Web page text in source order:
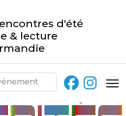
d'été
& lecture